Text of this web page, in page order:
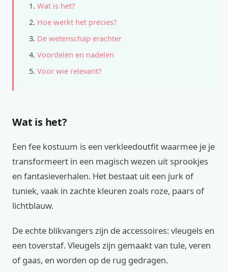
Wat is het?
Hoe werkt het precies?
De wetenschap erachter
Voordelen en nadelen
Voor wie relevant?
Wat is het?
Een fee kostuum is een verkleedoutfit waarmee je je
transformeert in een magisch wezen uit sprookjes
en fantasieverhalen. Het bestaat uit een jurk of
tuniek, vaak in zachte kleuren zoals roze, paars of
lichtblauw.
De echte blikvangers zijn de accessoires: vleugels en
een toverstaf. Vleugels zijn gemaakt van tule, veren
of gaas, en worden op de rug gedragen.